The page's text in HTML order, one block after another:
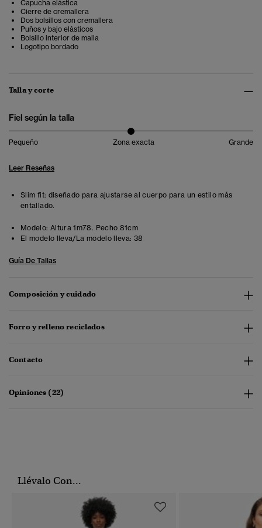
Capucha elástica
Cierre de cremallera
Dos bolsillos con cremallera
Puños y bajo elásticos
Bolsillo interior de malla
Logotipo bordado
Talla y corte
Fiel según la talla
Pequeño Zona exacta Grande
Leer Reseñas
Slim fit: diseñado para ajustarse al cuerpo para un estilo más
entallado.
Modelo: Altura 1m78. Pecho 81cm
El modelo lleva/La modelo lleva: 38
Guía De Tallas
Composición y cuidado
Forro y relleno reciclados
Contacto
Opiniones (22)
Llévalo Con...